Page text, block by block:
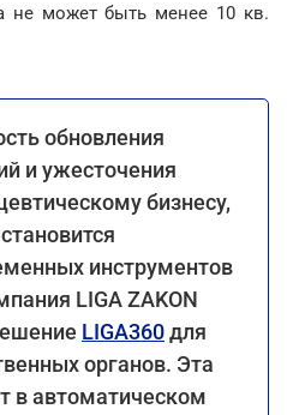
не может быть менее 10 кв.
обновления
и ужесточения
бизнесу,
инструментов
LIGA ZAKON
LIGA360для
органов. Эта
в автоматическом